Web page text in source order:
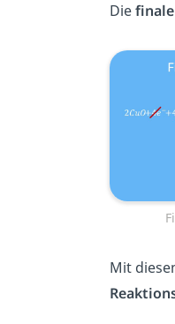
Diefinale
Mit